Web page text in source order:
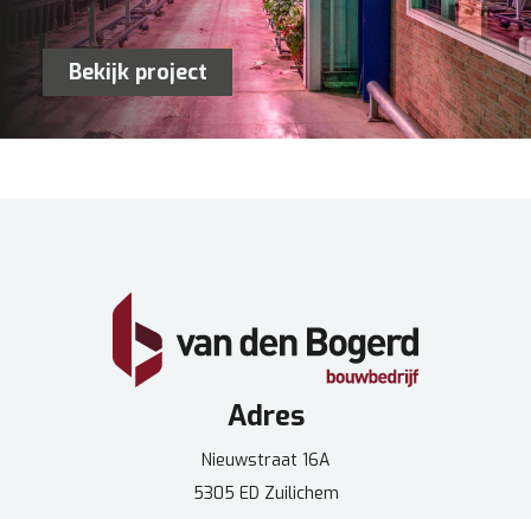
Bekijk project
Adres
Nieuwstraat 16A
5305 ED Zuilichem